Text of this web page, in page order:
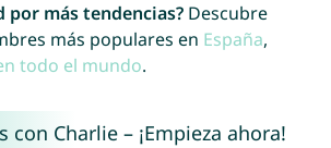
por más tendencias?Descubre
más populares en España,
todo el mundo.
con Charlie – ¡Empieza ahora!